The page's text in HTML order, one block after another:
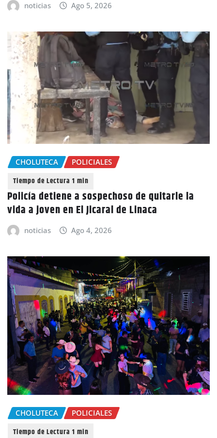
noticias Ago 5, 2026
CHOLUTECA POLICIALES
Policía detiene a sospechoso de quitarle la
vida a joven en El Jicaral de Linaca
noticias Ago 4, 2026
CHOLUTECA POLICIALES